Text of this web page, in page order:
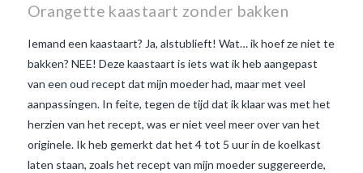
Orangette kaastaart zonder bakken
Iemand een kaastaart? Ja, alstublieft! Wat… ik hoef ze niet te
bakken? NEE! Deze kaastaart is iets wat ik heb aangepast
van een oud recept dat mijn moeder had, maar met veel
aanpassingen. In feite, tegen de tijd dat ik klaar was met het
herzien van het recept, was er niet veel meer over van het
originele. Ik heb gemerkt dat het 4 tot 5 uur in de koelkast
laten staan, zoals het recept van mijn moeder suggereerde,